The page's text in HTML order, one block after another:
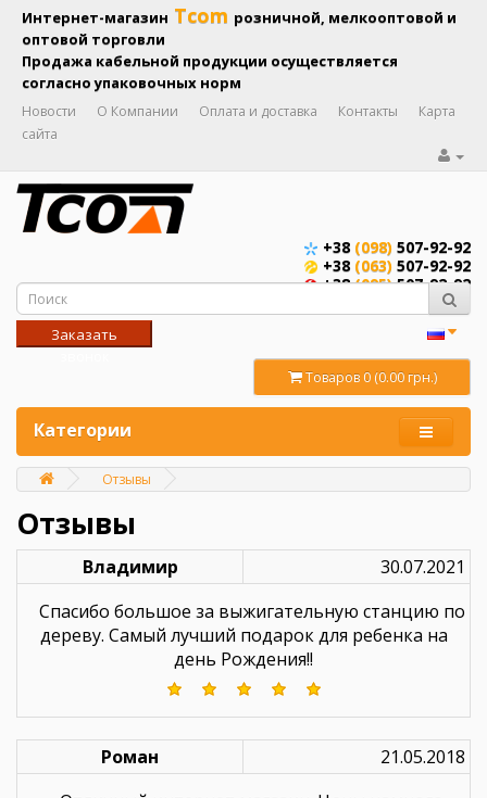
Интернет-магазин Tcom розничной, мелкооптовой и
оптовой торговли
Продажа кабельной продукции осуществляется
согласно упаковочных норм
Новости О Компании Оплата и доставка Контакты
Карта
сайта
+38 (098) 507-92-92
+38 (063) 507-92-92
+38(095)507-92-92
Заказать
Товаров 0 (0.00 грн.)
Категории
Отзывы
Отзывы
Владимир
30.07.2021
Спасибо большое за выжигательную станцию по
дереву. Самый лучший подарок для ребенка на
день Рождения!!
Роман
21.05.2018